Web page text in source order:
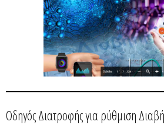
Οδηγός Διατροφής για ρύθμιση